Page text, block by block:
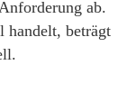
ab.
handelt, beträgt